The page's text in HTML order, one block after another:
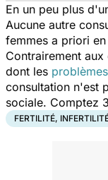
En un peu plus
Aucune autre
femmes a priori
Contrairement
dont les
consultation n'est
sociale. Comptez
FERTILITÉ,